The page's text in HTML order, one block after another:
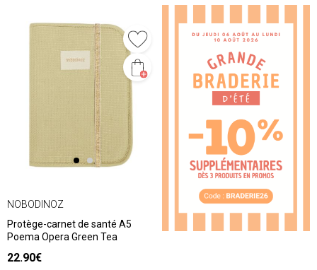
NOBODINOZ
Protège-carnet de santé A5
Poema Opera Green Tea
22.90€